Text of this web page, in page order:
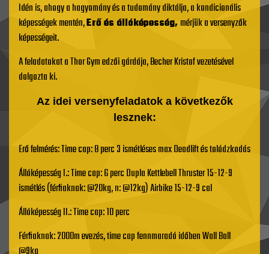
Idén is, ahogy a hagyomány és a tudomány diktálja, a kondicionális
képességek mentén,Erő és állóképesség, mérjük a versenyzők
képességeit.
A feladatokat a Thor Gym edzői gárdája, Becher Kristof vezetésével
dolgozta ki.
Az idei versenyfeladatok a következők
lesznek:
Erő felmérés: Time cap: 8 perc 3 ismétléses max Deadlift és tolódzkodás
Állóképesség I.: Time cap: 6 perc Dupla Kettlebell Thruster 15-12-9
ismétlés (férfiaknak: @20kg, n: @12kg) Airbike 15-12-9 cal
Állóképesség II.: Time cap: 10 perc
Férfiaknak: 2000m evezés, time cap fennmaradó időben Wall Ball